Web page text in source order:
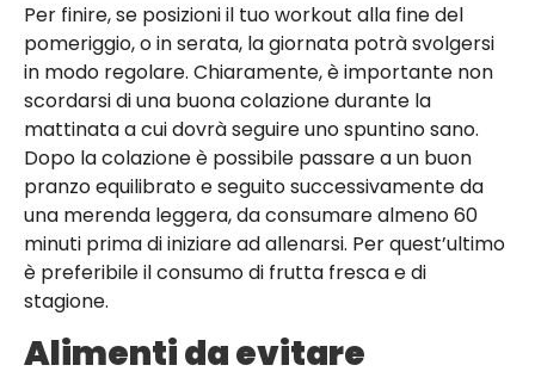
Per finire, se posizioni il tuo workout alla fine del
pomeriggio, o in serata, la giornata potrà svolgersi
in modo regolare. Chiaramente, è importante non
scordarsi di una buona colazione durante la
mattinata a cui dovrà seguire uno spuntino sano.
Dopo la colazione è possibile passare a un buon
pranzo equilibrato e seguito successivamente da
una merenda leggera, da consumare almeno 60
minuti prima di iniziare ad allenarsi. Per quest’ultimo
è preferibile il consumo di frutta fresca e di
stagione.
Alimenti da evitare